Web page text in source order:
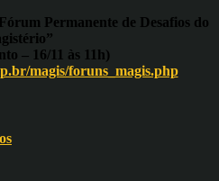
Permanente de Desafios do
– 16/11 às 11h)
magis/foruns_magis.php